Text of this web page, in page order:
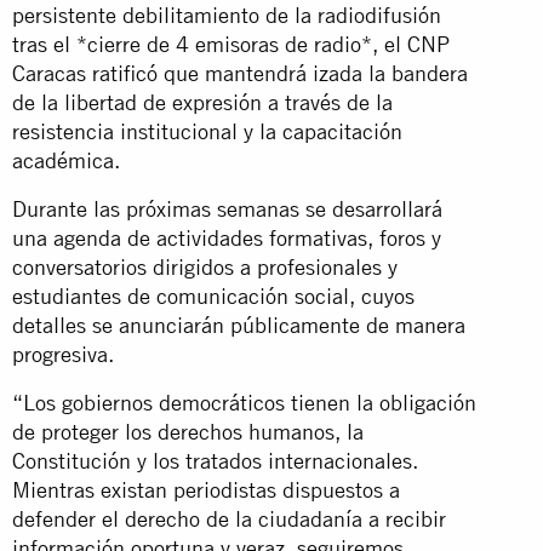
persistente debilitamiento de la radiodifusión
tras el *cierre de 4 emisoras de radio*, el CNP
Caracas ratificó que mantendrá izada la bandera
de la libertad de expresión a través de la
resistencia institucional y la capacitación
académica.
Durante las próximas semanas se desarrollará
una agenda de actividades formativas, foros y
conversatorios dirigidos a profesionales y
estudiantes de comunicación social, cuyos
detalles se anunciarán públicamente de manera
progresiva.
“Los gobiernos democráticos tienen la obligación
de proteger los derechos humanos, la
Constitución y los tratados internacionales.
Mientras existan periodistas dispuestos a
defender el derecho de la ciudadanía a recibir